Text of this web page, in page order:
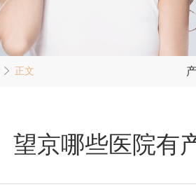
正文
望京哪些医院有